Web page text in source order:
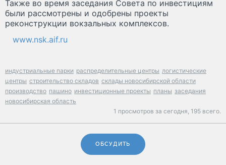
Также во время заседания Совета по инвестициям
были рассмотрены и одобрены проекты
реконструкции вокзальных комплексов.
www.nsk.aif.ru
индустриальные парки распределительные центры логистические
центры строительство складов склады новосибирской области
производство пашино инвестиционные проекты планы заседания
новосибирская область
1 просмотров за сегодня, 195 всего.
ОБСУДИТЬ